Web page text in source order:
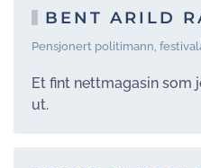
BENT ARILD
Pensjonert politimann,
Et fint nettmagasin som
ut.